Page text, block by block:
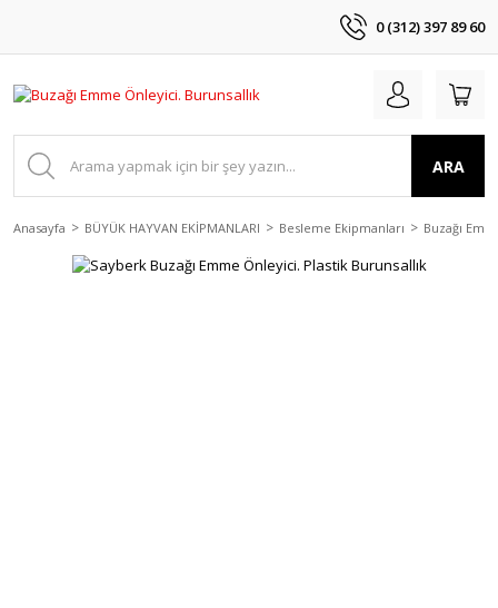
0 (312) 397 89 60
ARA
Anasayfa BÜYÜK HAYVAN EKİPMANLARI Besleme Ekipmanları Buzağı